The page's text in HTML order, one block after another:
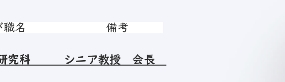
び職名 備考
研究科 シニア教授 会長